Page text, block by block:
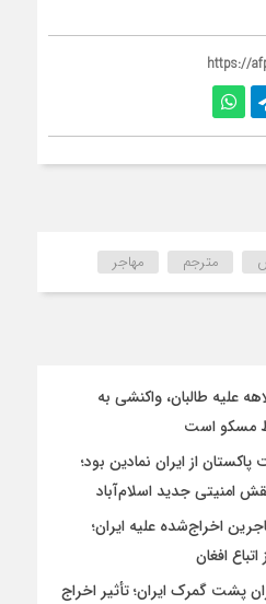
https://
مترجم مهاجر
علیه طالبان، واکنشی به
مسکو است
از ایران نمادین بود؛
امنیتی جدید اسلام‌آباد
اخراج‌شده علیه ایران؛
افغان
پشت گمرک ایران؛ تأثیر اخراج